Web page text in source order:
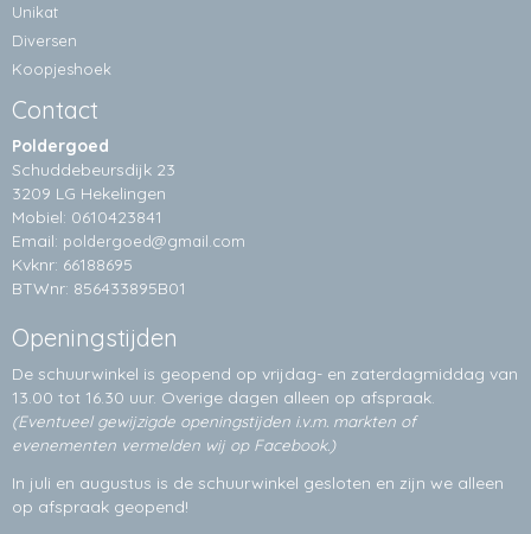
Unikat
Diversen
Koopjeshoek
Contact
Poldergoed
Schuddebeursdijk 23
3209 LG Hekelingen
Mobiel: 0610423841
Email: poldergoed@gmail.com
Kvknr: 66188695
BTWnr: 856433895B01
Openingstijden
De schuurwinkel is geopend op vrijdag- en zaterdagmiddag van
13.00 tot 16.30 uur. Overige dagen alleen op afspraak.
(Eventueel gewijzigde openingstijden i.v.m. markten of
evenementen vermelden wij op Facebook.)
In juli en augustus is de schuurwinkel gesloten en zijn we alleen
op afspraak geopend!